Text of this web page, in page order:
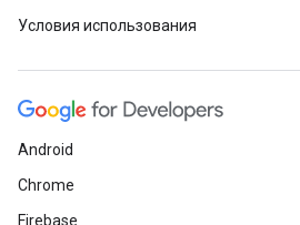
Условия использования
Android
Chrome
Firebase